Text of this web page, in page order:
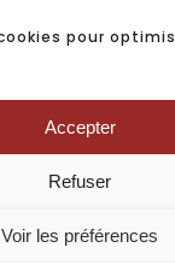
pour
Accepter
Refuser
Voir les préférences
| Maurin Saint-